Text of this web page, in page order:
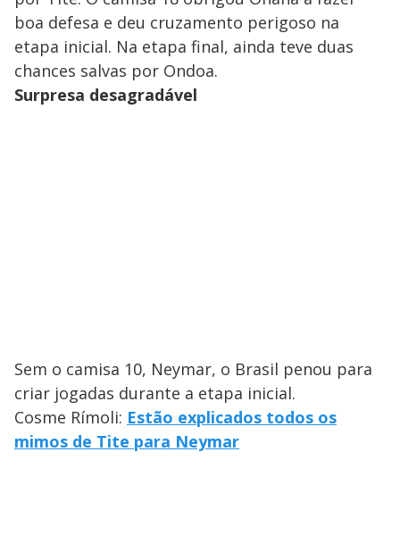
boa defesa e deu cruzamento perigoso na
etapa inicial. Na etapa final, ainda teve duas
chances salvas por Ondoa.
Surpresa desagradável
Sem o camisa 10, Neymar, o Brasil penou para
criar jogadas durante a etapa inicial.
Cosme Rímoli: Estão explicados todos os
mimos de Tite para Neymar